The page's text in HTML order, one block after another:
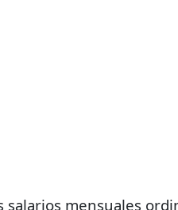
mensuales